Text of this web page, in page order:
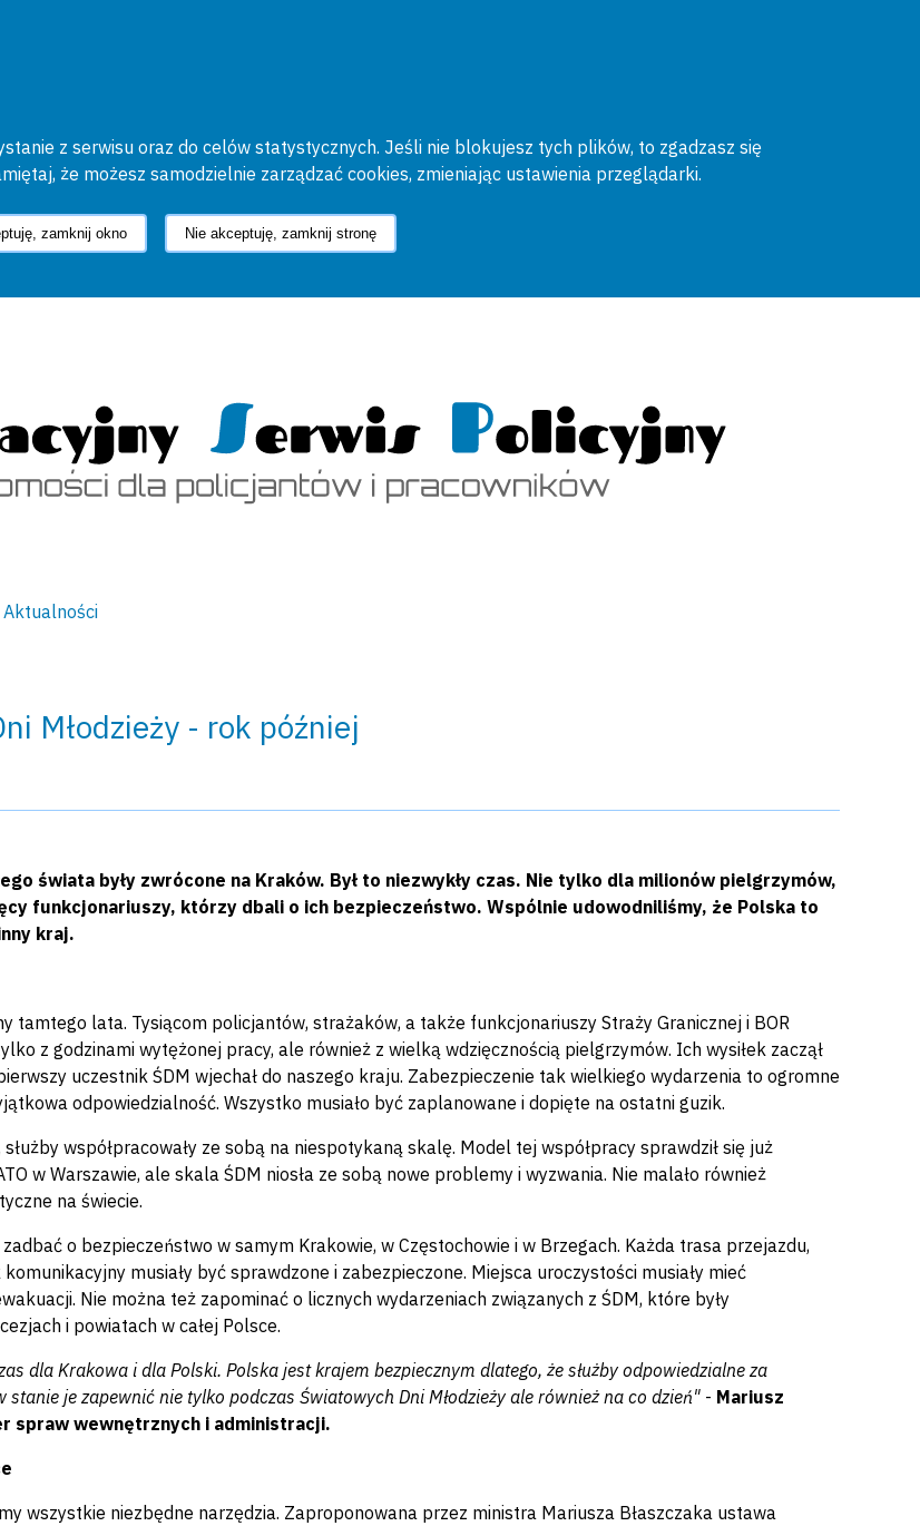
z serwisu oraz do celów statystycznych. Jeśli nie blokujesz tych plików, to zgadzasz się
że możesz samodzielnie zarządzać cookies, zmieniając ustawienia przeglądarki.
zamknij okno Nie akceptuję, zamknij stronę
Aktualności
Młodzieży - rok później
świata były zwrócone na Kraków. Był to niezwykły czas. Nie tylko dla milionów pielgrzymów,
funkcjonariuszy, którzy dbali o ich bezpieczeństwo. Wspólnie udowodniliśmy, że Polska to
kraj.
tamtego lata. Tysiącom policjantów, strażaków, a także funkcjonariuszy Straży Granicznej i BOR
z godzinami wytężonej pracy, ale również z wielką wdzięcznością pielgrzymów. Ich wysiłek zaczął
uczestnik ŚDM wjechał do naszego kraju. Zabezpieczenie tak wielkiego wydarzenia to ogromne
odpowiedzialność. Wszystko musiało być zaplanowane i dopięte na ostatni guzik.
współpracowały ze sobą na niespotykaną skalę. Model tej współpracy sprawdził się już
w Warszawie, ale skala ŚDM niosła ze sobą nowe problemy i wyzwania. Nie malało również
na świecie.
o bezpieczeństwo w samym Krakowie, w Częstochowie i w Brzegach. Każda trasa przejazdu,
musiały być sprawdzone i zabezpieczone. Miejsca uroczystości musiały mieć
Nie można też zapominać o licznych wydarzeniach związanych z ŚDM, które były
i powiatach w całej Polsce.
dla Krakowa i dla Polski. Polska jest krajem bezpiecznym dlatego, że służby odpowiedzialne za
stanie je zapewnić nie tylko podczas Światowych Dni Młodzieży ale również na co dzień" - Mariusz
spraw wewnętrznych i administracji.
wszystkie niezbędne narzędzia. Zaproponowana przez ministra Mariusza Błaszczaka ustawa